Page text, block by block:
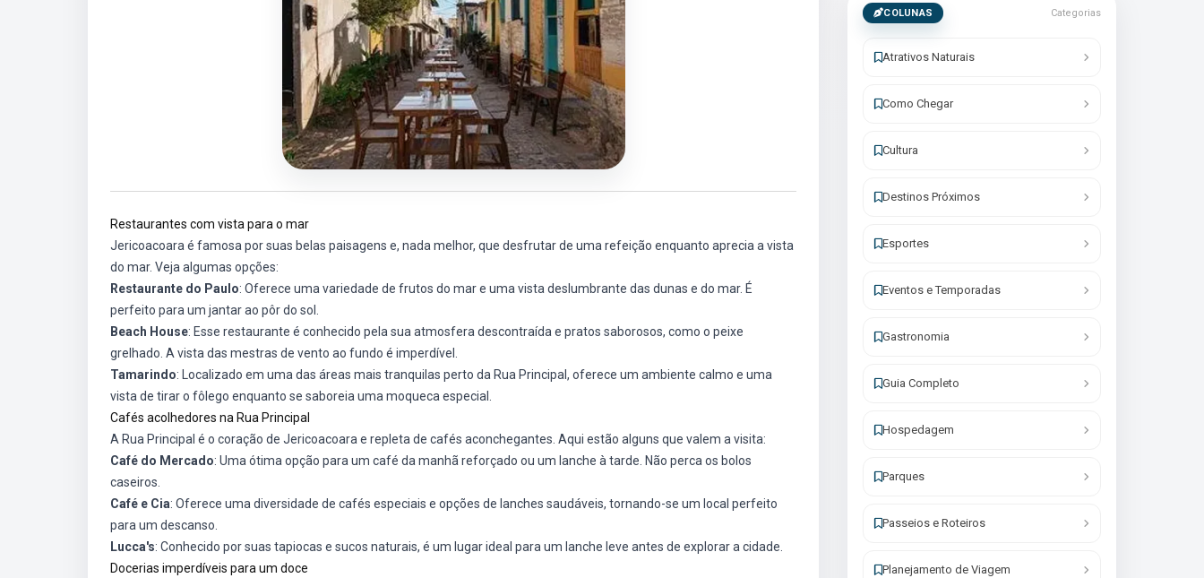
Restaurantes com vista para o mar
Jericoacoara é famosa por suas belas paisagens e, nada melhor, que desfrutar de uma refeição enquanto aprecia a vista
do mar. Veja algumas opções:
Restaurante do Paulo: Oferece uma variedade de frutos do mar e uma vista deslumbrante das dunas e do mar. É
perfeito para um jantar ao pôr do sol.
Beach House: Esse restaurante é conhecido pela sua atmosfera descontraída e pratos saborosos, como o peixe
grelhado. A vista das mestras de vento ao fundo é imperdível.
Tamarindo: Localizado em uma das áreas mais tranquilas perto da Rua Principal, oferece um ambiente calmo e uma
vista de tirar o fôlego enquanto se saboreia uma moqueca especial.
Cafés acolhedores na Rua Principal
A Rua Principal é o coração de Jericoacoara e repleta de cafés aconchegantes. Aqui estão alguns que valem a visita:
Café do Mercado: Uma ótima opção para um café da manhã reforçado ou um lanche à tarde. Não perca os bolos
caseiros.
Café e Cia: Oferece uma diversidade de cafés especiais e opções de lanches saudáveis, tornando-se um local perfeito
para um descanso.
Lucca's: Conhecido por suas tapiocas e sucos naturais, é um lugar ideal para um lanche leve antes de explorar a cidade.
Docerias imperdíveis para um doce
COLUNAS Categorias
Atrativos Naturais
Como Chegar
Cultura
Destinos Próximos
Esportes
Eventos e Temporadas
Gastronomia
Guia Completo
Hospedagem
Parques
Passeios e Roteiros
Planejamento de Viagem